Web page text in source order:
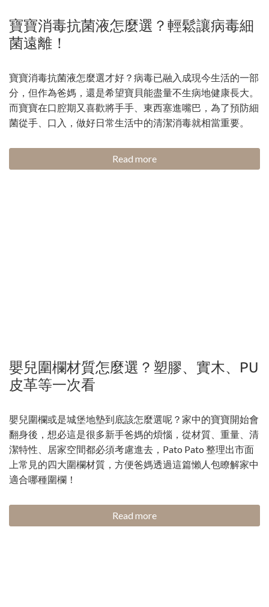
寶寶消毒抗菌液怎麼選？輕鬆讓病毒細
菌遠離！
寶寶消毒抗菌液怎麼選才好？病毒已融入成現今生活的一部
分，但作為爸媽，還是希望寶貝能盡量不生病地健康長大。
而寶寶在口腔期又喜歡將手手、東西塞進嘴巴，為了預防細
菌從手、口入，做好日常生活中的清潔消毒就相當重要。
Read more
嬰兒圍欄材質怎麼選？塑膠、實木、PU
皮革等一次看
嬰兒圍欄或是城堡地墊到底該怎麼選呢？家中的寶寶開始會
翻身後，想必這是很多新手爸媽的煩惱，從材質、重量、清
潔特性、居家空間都必須考慮進去，Pato Pato 整理出市面
上常見的四大圍欄材質，方便爸媽透過這篇懶人包瞭解家中
適合哪種圍欄！
Read more